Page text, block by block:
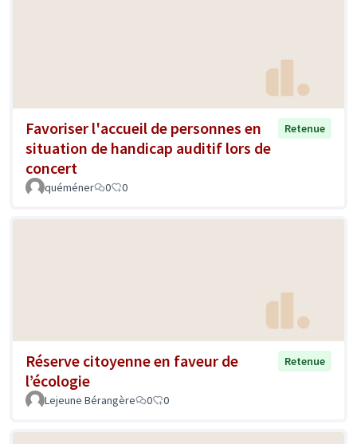
Favoriser l'accueil de personnes en
situation de handicap auditif lors de
concert
Retenue
quéméner 0 0
Réserve citoyenne en faveur de
l’écologie
Retenue
Lejeune Bérangère 0 0